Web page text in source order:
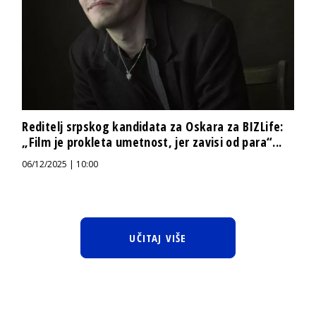
Reditelj srpskog kandidata za Oskara za BIZLife:
„Film je prokleta umetnost, jer zavisi od para“...
06/12/2025 | 10:00
UČITAJ VIŠE